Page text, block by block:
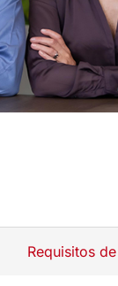
Requisitos